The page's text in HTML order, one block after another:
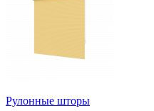
Рулонные шторы